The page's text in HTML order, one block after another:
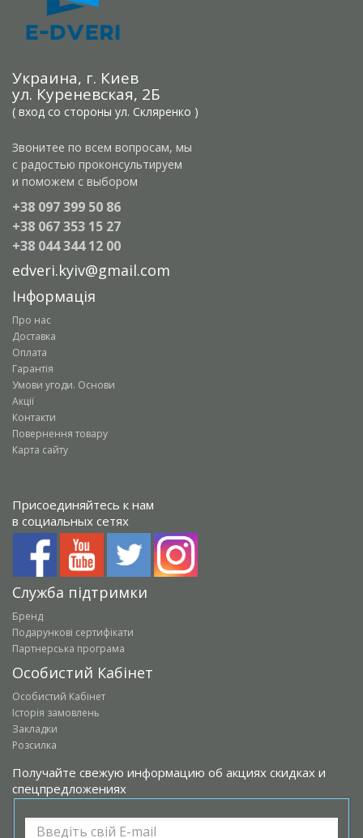
Украина, г. Киев
ул. Куреневская, 2Б
( вход со стороны ул. Скляренко )
Звонитее по всем вопросам, мы
с радостью проконсультируем
и поможем с выбором
+38 097 399 50 86
+38 067 353 15 27
+38 044 344 12 00
edveri.kyiv@gmail.com
Інформація
Про нас
Доставка
Оплата
Гарантія
Умови угоди. Основи
Акції
Контакти
Повернення товару
Карта сайту
Присоединяйтесь к нам
в социальных сетях
Служба підтримки
Бренд
Подарункові сертифікати
Партнерська програма
Особистий Кабінет
Особистий Кабінет
Історія замовлень
Закладки
Розсилка
Получайте свежую информацию об акциях скидках и
спецпредложениях